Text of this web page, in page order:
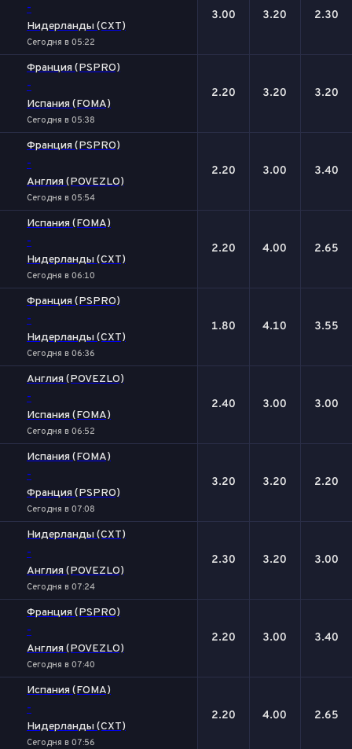
-
Нидерланды (CXT)
Сегодня в 05:22
3.00 3.20 2.30
Франция (PSPRO)
-
Испания (FOMA)
Сегодня в 05:38
2.20 3.20 3.20
Франция (PSPRO)
-
Англия (POVEZLO)
Сегодня в 05:54
2.20 3.00 3.40
Испания (FOMA)
-
Нидерланды (CXT)
Сегодня в 06:10
2.20 4.00 2.65
Франция (PSPRO)
-
Нидерланды (CXT)
Сегодня в 06:36
1.80 4.10 3.55
Англия (POVEZLO)
-
Испания (FOMA)
Сегодня в 06:52
2.40 3.00 3.00
Испания (FOMA)
-
Франция (PSPRO)
Сегодня в 07:08
3.20 3.20 2.20
Нидерланды (CXT)
-
Англия (POVEZLO)
Сегодня в 07:24
2.30 3.20 3.00
Франция (PSPRO)
-
Англия (POVEZLO)
Сегодня в 07:40
2.20 3.00 3.40
Испания (FOMA)
-
Нидерланды (CXT)
Сегодня в 07:56
2.20 4.00 2.65